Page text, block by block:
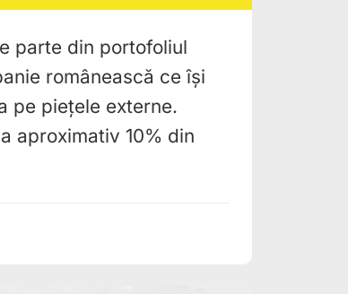
parte din portofoliul
românească ce își
pe piețele externe.
aproximativ 10% din